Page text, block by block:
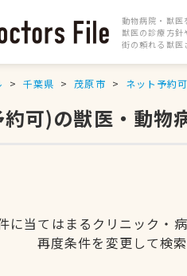
動物病院・獣医
獣医の診療方針
街の頼れる獣
千葉県 茂原市 ネット予約可
可)の獣医・動物
に当てはまるクリニック・
再度条件を変更して検